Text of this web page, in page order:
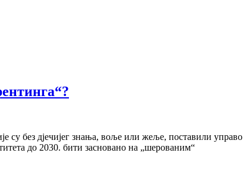
су без дјечијег знања, воље или жеље, поставили управо
до 2030. бити засновано на „шерованим“